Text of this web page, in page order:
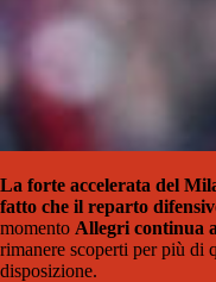
La forte accelerata del
fatto che il reparto
momento Allegri continua
rimanere scoperti per più di
disposizione.